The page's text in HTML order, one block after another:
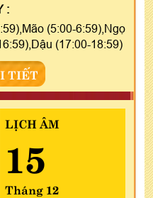
:
(5:00-6:59),Ngọ
(17:00-18:59)
TIẾT
LỊCH ÂM
15
Tháng 12